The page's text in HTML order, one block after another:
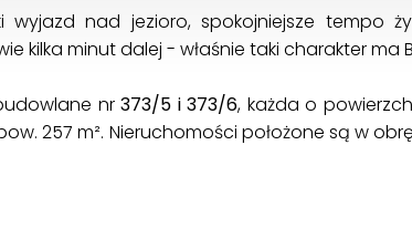
nad jezioro, spokojniejsze tempo
kilka minut dalej - właśnie taki charakter ma
nr373/5 i 373/6, każda o
257 m². Nieruchomości położone są w